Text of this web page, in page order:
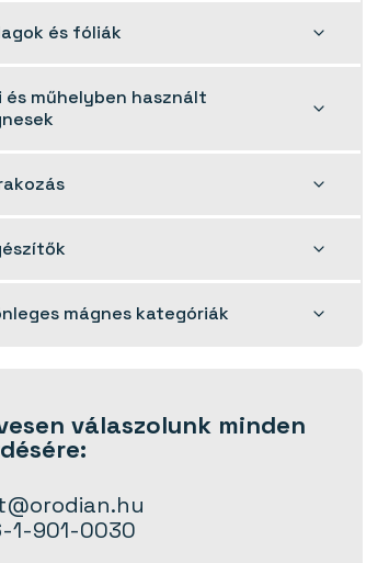
és fóliák
Toggle
és műhelyben használt
child
Toggle
Toggle
mágnes kategóriák
Toggle
válaszolunk minden
1-901-0030